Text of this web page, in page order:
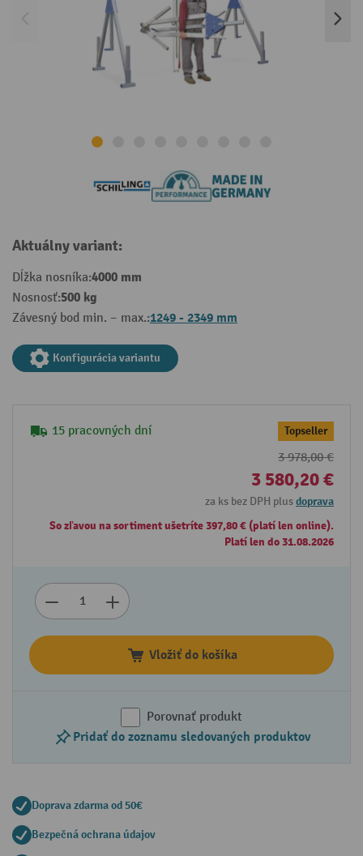
Aktuálny variant:
Dĺžka nosníka:4000 mm
Nosnosť:500 kg
Závesný bod min. – max.:1249 - 2349 mm
Konfigurácia variantu
15 pracovných dní Topseller
3 978,00 €
3 580,20 €
za ks bez DPH plusdoprava
So zľavou na sortiment ušetríte 397,80 € (platí len online).
Platí len do 31.08.2026
Vložiť do košíka
Porovnať produkt
Pridať do zoznamu sledovaných produktov
Doprava zdarma od 50€
Bezpečná ochrana údajov